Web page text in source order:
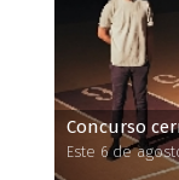
Concurso
Este 6 de